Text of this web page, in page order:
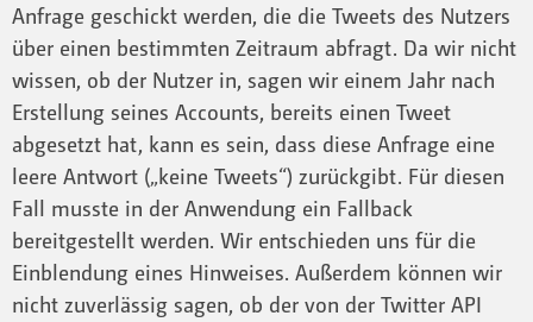
Anfrage geschickt werden, die die Tweets des Nutzers
über einen bestimmten Zeitraum abfragt. Da wir nicht
wissen, ob der Nutzer in, sagen wir einem Jahr nach
Erstellung seines Accounts, bereits einen Tweet
abgesetzt hat, kann es sein, dass diese Anfrage eine
leere Antwort („keine Tweets“) zurückgibt. Für diesen
Fall musste in der Anwendung ein Fallback
bereitgestellt werden. Wir entschieden uns für die
Einblendung eines Hinweises. Außerdem können wir
nicht zuverlässig sagen, ob der von der Twitter API